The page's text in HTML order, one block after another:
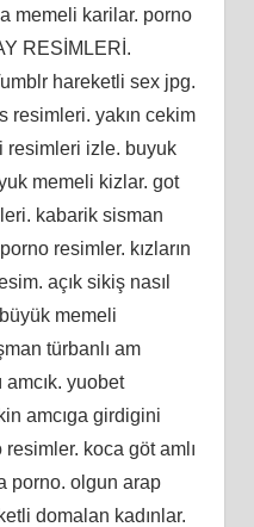
memeli karilar. porno
RESİMLERİ.
hareketli sex jpg.
resimleri. yakın cekim
resimleri izle. buyuk
memeli kizlar. got
kabarik sisman
resimler. kızların
açık sikiş nasıl
memeli
türbanlı am
amcık. yuobet
amcıga girdigini
koca göt amlı
porno. olgun arap
domalan kadınlar.